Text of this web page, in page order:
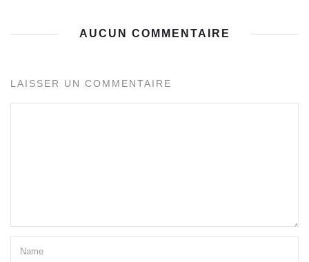
AUCUN COMMENTAIRE
LAISSER UN COMMENTAIRE